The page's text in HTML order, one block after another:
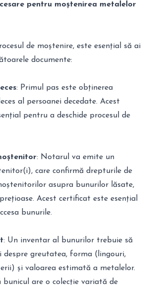
pentru moștenirea metalelor
de moștenire, este esențial să ai
documente:
: Primul pas este obținerea
al persoanei decedate. Acest
pentru a deschide procesul de
: Notarul va emite un
care confirmă drepturile de
asupra bunurilor lăsate,
Acest certificat este esențial
bunurile.
: Un inventar al bunurilor trebuie să
despre greutatea, forma (lingouri,
și valoarea estimată a metalelor.
bunicul are o colecție variată de